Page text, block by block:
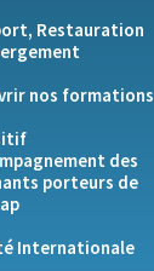
Restauration
nos formations
des
porteurs de
Internationale